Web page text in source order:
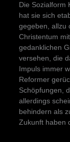
Die Sozialform
hat sie sich
gegeben, allzu
Christentum
gedanklichen
versehen, die
Impuls immer
Reformer
Schöpfungen,
allerdings
behindern als
Zukunft haben